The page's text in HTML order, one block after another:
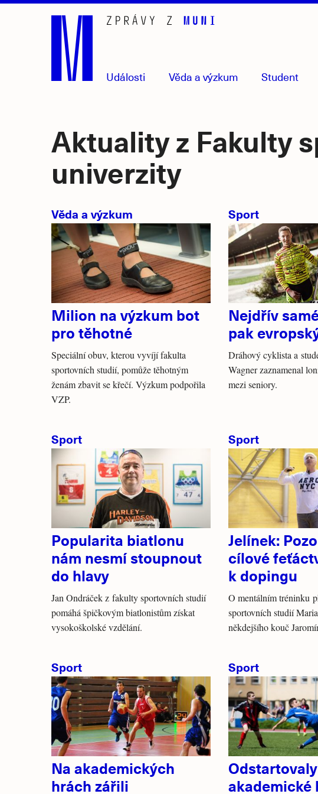
Události Věda a výzkum Student
Aktuality z Fakulty
univerzity
Věda a výzkum
Milion na výzkum bot
pro těhotné
Speciální obuv, kterou vyvíjí fakulta
sportovních studií, pomůže těhotným
ženám zbavit se křečí. Výzkum podpořila
VZP.
Sport
Nejdřív
pak
Dráhový cyklista a
Wagner zaznamenal
mezi seniory.
Sport
Popularita biatlonu
nám nesmí stoupnout
do hlavy
Jan Ondráček z fakulty sportovních studií
pomáhá špičkovým biatlonistům získat
vysokoškolské vzdělání.
Sport
Jelínek:
cílové
k dopingu
O mentálním tréninku
sportovních studií
někdejšího kouč
Sport
Na akademických
hrách zářili
Sport
akademické